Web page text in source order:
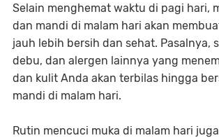
Selain menghemat waktu di pagi hari,
dan mandi di malam hari akan
jauh lebih bersih dan sehat. Pasalnya,
debu, dan alergen lainnya yang
dan kulit Anda akan terbilas hingga
mandi di malam hari.
Rutin mencuci muka di malam hari